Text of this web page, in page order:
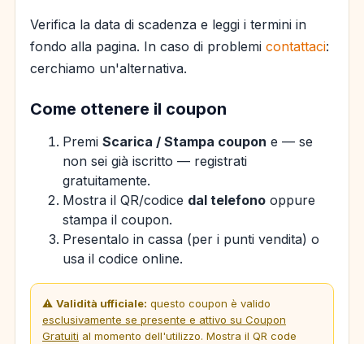
Verifica la data di scadenza e leggi i termini in
fondo alla pagina. In caso di problemi contattaci:
cerchiamo un'alternativa.
Come ottenere il coupon
Premi Scarica / Stampa coupon e — se
non sei già iscritto — registrati
gratuitamente.
Mostra il QR/codice dal telefono oppure
stampa il coupon.
Presentalo in cassa (per i punti vendita) o
usa il codice online.
⚠️ Validità ufficiale: questo coupon è valido
esclusivamente se presente e attivo su Coupon
Gratuiti al momento dell'utilizzo. Mostra il QR code